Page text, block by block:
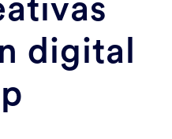
digital